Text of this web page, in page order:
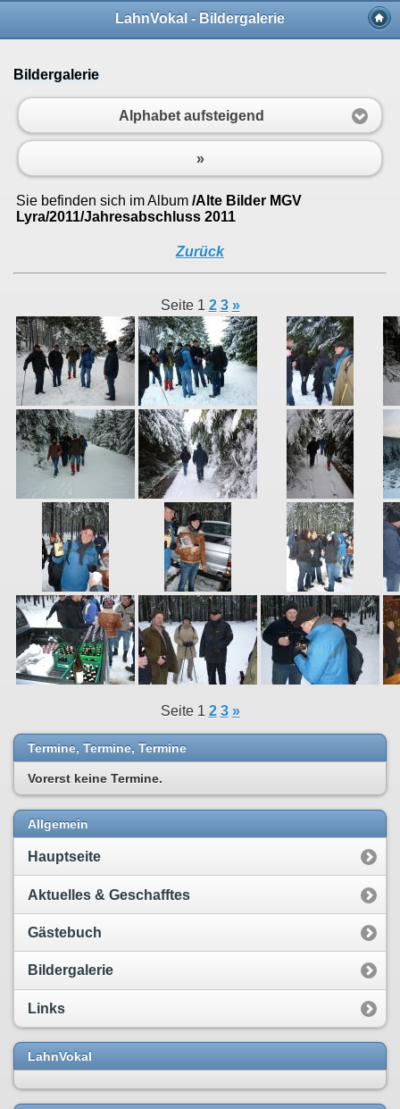
LahnVokal - Bildergalerie
Bildergalerie
Alphabet aufsteigend
»
Sie befinden sich im Album /Alte Bilder MGV
Lyra/2011/Jahresabschluss 2011
Zurück
Seite 1 2 3 »
Seite 1 2 3 »
Termine, Termine, Termine
Vorerst keine Termine.
Allgemein
Hauptseite
Aktuelles & Geschafftes
Gästebuch
Bildergalerie
Links
LahnVokal